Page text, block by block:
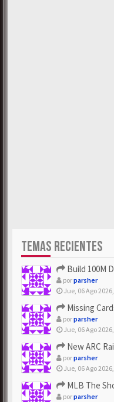
TEMAS RECIENTES
Build 100M DPS
porparsher
Jue, 06 Ago
Missing Cards?
porparsher
Jue, 06 Ago
New ARC
porparsher
Jue, 06 Ago
MLB The Show
porparsher